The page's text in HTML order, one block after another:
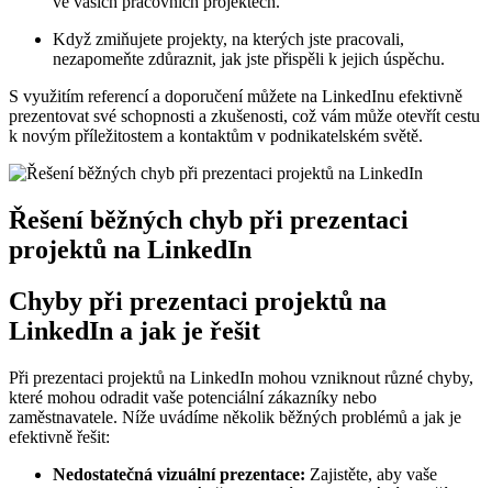
Když zmiňujete projekty, na kterých jste pracovali,
nezapomeňte zdůraznit, jak jste přispěli k jejich⁤ úspěchu.
S využitím ‍referencí a doporučení ‍můžete na LinkedInu​ efektivně
prezentovat své ⁢schopnosti ‌a zkušenosti,⁣ což vám​ může otevřít cestu
k novým příležitostem a kontaktům v ​podnikatelském světě.
Řešení ⁤běžných chyb při prezentaci
projektů na LinkedIn
Chyby při prezentaci projektů⁢ na⁣
LinkedIn a jak je⁤ řešit
Při prezentaci ‍projektů na⁣ LinkedIn mohou vzniknout různé chyby,
které ‍mohou odradit vaše potenciální⁤ zákazníky nebo
zaměstnavatele. Níže uvádíme několik běžných ⁢problémů⁢ a jak je
efektivně řešit:
Nedostatečná vizuální prezentace: Zajistěte,⁤ aby vaše